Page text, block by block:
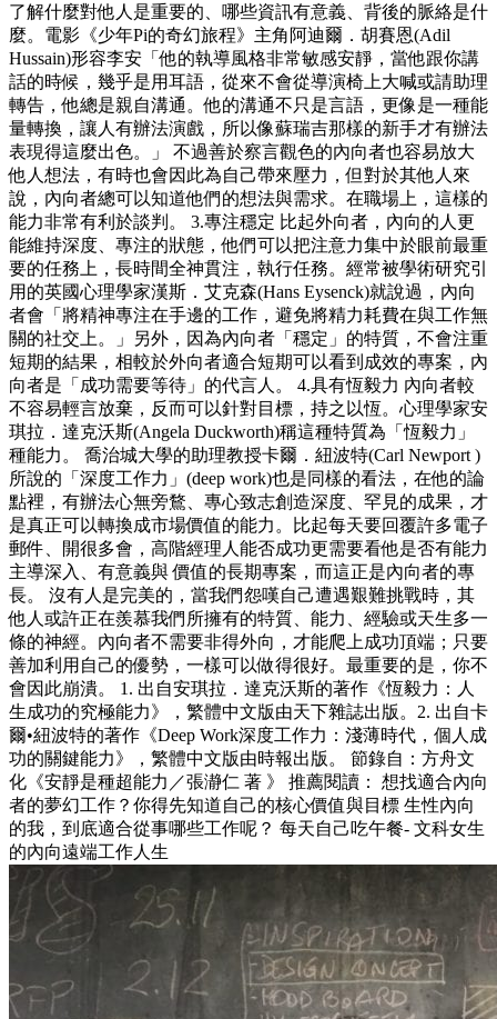
了解什麼對他人是重要的、哪些資訊有意義、背後的脈絡是什
麼。電影《少年Pi的奇幻旅程》主角阿迪爾．胡賽恩(Adil
Hussain)形容李安「他的執導風格非常敏感安靜，當他跟你講
話的時候，幾乎是用耳語，從來不會從導演椅上大喊或請助理
轉告，他總是親自溝通。他的溝通不只是言語，更像是一種能
量轉換，讓人有辦法演戲，所以像蘇瑞吉那樣的新手才有辦法
表現得這麼出色。」 不過善於察言觀色的內向者也容易放大
他人想法，有時也會因此為自己帶來壓力，但對於其他人來
說，內向者總可以知道他們的想法與需求。在職場上，這樣的
能力非常有利於談判。 3.專注穩定 比起外向者，內向的人更
能維持深度、專注的狀態，他們可以把注意力集中於眼前最重
要的任務上，長時間全神貫注，執行任務。經常被學術研究引
用的英國心理學家漢斯．艾克森(Hans Eysenck)就說過，內向
者會「將精神專注在手邊的工作，避免將精力耗費在與工作無
關的社交上。」另外，因為內向者「穩定」的特質，不會注重
短期的結果，相較於外向者適合短期可以看到成效的專案，內
向者是「成功需要等待」的代言人。 4.具有恆毅力 內向者較
不容易輕言放棄，反而可以針對目標，持之以恆。心理學家安
琪拉．達克沃斯(Angela Duckworth)稱這種特質為「恆毅力」
種能力。 喬治城大學的助理教授卡爾．紐波特(Carl Newport )
所說的「深度工作力」(deep work)也是同樣的看法，在他的論
點裡，有辦法心無旁鶩、專心致志創造深度、罕見的成果，才
是真正可以轉換成市場價值的能力。比起每天要回覆許多電子
郵件、開很多會，高階經理人能否成功更需要看他是否有能力
主導深入、有意義與 價值的長期專案，而這正是內向者的專
長。 沒有人是完美的，當我們怨嘆自己遭遇艱難挑戰時，其
他人或許正在羨慕我們所擁有的特質、能力、經驗或天生多一
條的神經。內向者不需要非得外向，才能爬上成功頂端；只要
善加利用自己的優勢，一樣可以做得很好。最重要的是，你不
會因此崩潰。 1. 出自安琪拉．達克沃斯的著作《恆毅力：人
生成功的究極能力》，繁體中文版由天下雜誌出版。2. 出自卡
爾•紐波特的著作《Deep Work深度工作力：淺薄時代，個人成
功的關鍵能力》，繁體中文版由時報出版。 節錄自：方舟文
化《安靜是種超能力／張瀞仁 著 》 推薦閱讀： 想找適合內向
者的夢幻工作？你得先知道自己的核心價值與目標 生性內向
的我，到底適合從事哪些工作呢？ 每天自己吃午餐- 文科女生
的內向遠端工作人生